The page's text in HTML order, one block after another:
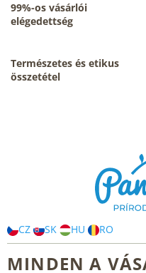
99%-os vásárlói
elégedettség
Természetes és etikus
összetétel
CZ SK HU RO
MINDEN A